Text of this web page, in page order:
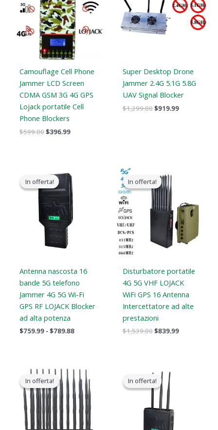
Camouflage Cell Phone
Jammer LCD Screen
CDMA GSM 3G 4G GPS
Lojack portatile Cell
Phone Blockers
$599.00
$599.00.
$396.99
$396.99.
Super Desktop Drone
Jammer 2.4G 5.1G 5.8G
UAV Signal Blocker
$1,299.00
$1,299.00.
$919.99
$919.99.
In offerta!
In offerta!
Antenna nascosta 16
bande 5G telefono
Jammer 4G 5G Wi-Fi
GPS RF LOJACK Blocker
ad alta potenza
$759.99 -$789.88
In offerta!
In offerta!
Disturbatore portatile
4G 5G VHF LOJACK
WiFi GPS 16 Antenna
Intercettatore ad alte
prestazioni
$1,539.00
prezzo
originale
era:
$1,539.00.
$839.99
$839.99.
In offerta!
In offerta!
prezzo
originale
era:
$1,399.00.
prezzo
attuale
è:
$749.99.
In offerta!
In offerta!
prezzo
originale
era:
$799.00.